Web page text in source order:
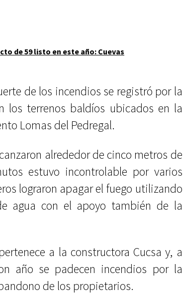
de 59 listo en este año: Cuevas
de los incendios se registró por la
los terrenos baldíos ubicados en la
Lomas del Pedregal.
alrededor de cinco metros de
estuvo incontrolable por varios
lograron apagar el fuego utilizando
agua con el apoyo también de la
a la constructora Cucsa y, a
año se padecen incendios por la
de los propietarios.